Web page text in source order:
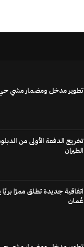
تطوير مدخل ومضمار مشي حي
تخريج الدفعة الأولى من
الطيران
اتفاقية جديدة تطلق ممرًا
عُمان